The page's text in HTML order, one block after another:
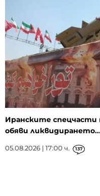
Иранските спецчасти
обяви
05.08.2026 | 17:00 ч. 137